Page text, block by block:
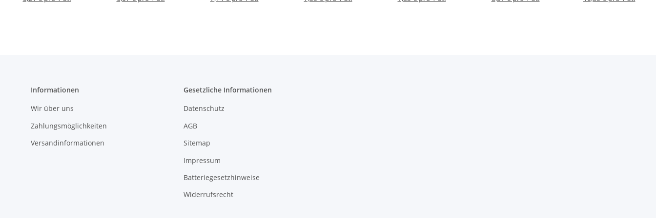
Informationen
Wir über uns
Zahlungsmöglichkeiten
Versandinformationen
Gesetzliche Informationen
Datenschutz
AGB
Sitemap
Impressum
Batteriegesetzhinweise
Widerrufsrecht